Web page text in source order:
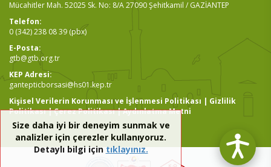
Mücahitler Mah. 52025 Sk. No: 8/A 27090 Şehitkamil / GAZİANTEP
Telefon:
0 (342) 238 08 39 (pbx)
E-Posta:
gtb@gtb.org.tr
KEP Adresi:
gantepticborsasi@hs01.kep.tr
Kişisel Verilerin Korunması ve İşlenmesi Politikası | Gizlilik
Politikası|Çerez Politikası|Aydınlatma Metni
Size daha iyi bir deneyim sunmak ve
analizler için çerezler kullanıyoruz.
Detaylı bilgi içintıklayınız.